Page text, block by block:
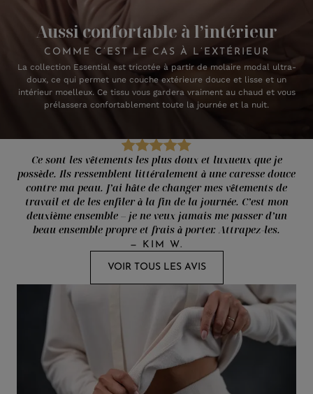
Aussi confortable à l’intérieur
COMME C’EST LE CAS À L’EXTÉRIEUR
La collection Essential est tricotée à partir de molaire modal ultra-
doux, ce qui permet une couche extérieure douce et lisse et un
intérieur moelleux. Ce tissu vous gardera vraiment au chaud et vous
prélassera confortablement toute la journée et la nuit.
Ce sont les vêtements les plus doux et luxueux que je
possède. Ils ressemblent littéralement à une caresse douce
contre ma peau. J’ai hâte de changer mes vêtements de
travail et de les enfiler à la fin de la journée. C’est mon
deuxième ensemble – je ne veux jamais me passer d’un
beau ensemble propre et frais à porter. Attrapez-les.
— KIM W.
VOIR TOUS LES AVIS